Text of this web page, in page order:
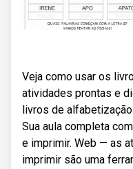
Veja como usar os
atividades prontas e
livros de
Sua aula completa
e imprimir. Web — as
imprimir são uma